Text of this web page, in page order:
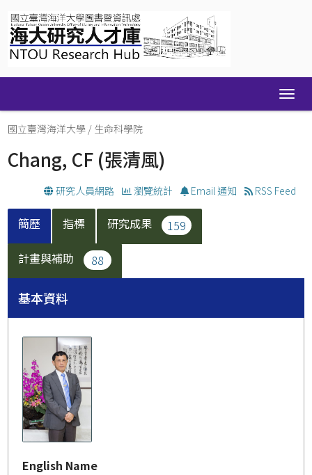
navigation
國立臺灣海洋大學 / 生命科學院
Chang, CF (張清風)
研究人員網路 瀏覽統計 Email 通知 RSS Feed
簡歷 指標 研究成果
159
計畫與補助
88
基本資料
English Name